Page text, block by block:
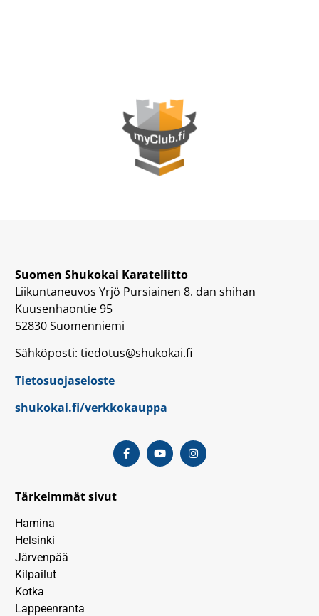
Suomen Shukokai Karateliitto
Liikuntaneuvos Yrjö Pursiainen 8. dan shihan
Kuusenhaontie 95
52830 Suomenniemi
Sähköposti: tiedotus@shukokai.fi
Tietosuojaseloste
shukokai.fi/verkkokauppa
Tärkeimmät sivut
Hamina
Helsinki
Järvenpää
Kilpailut
Kotka
Lappeenranta